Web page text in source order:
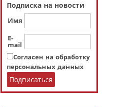
Подписка на новости
Имя
E-
mail
Согласен на обработку
персональных данных